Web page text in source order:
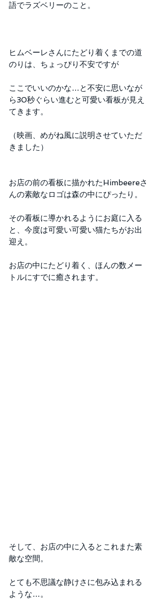
語でラズベリーのこと。
ヒムベーレさんにたどり着くまでの道
のりは、ちょっぴり不安ですが
ここでいいのかな…と不安に思いなが
ら30秒ぐらい進むと可愛い看板が見え
てきます。
（映画、めがね風に説明させていただ
きました）
お店の前の看板に描かれたHimbeereさ
んの素敵なロゴは森の中にぴったり。
その看板に導かれるようにお庭に入る
と、今度は可愛い可愛い猫たちがお出
迎え。
お店の中にたどり着く、ほんの数メー
トルにすでに癒されます。
そして、お店の中に入るとこれまた素
敵な空間。
とても不思議な静けさに包み込まれる
ような…。